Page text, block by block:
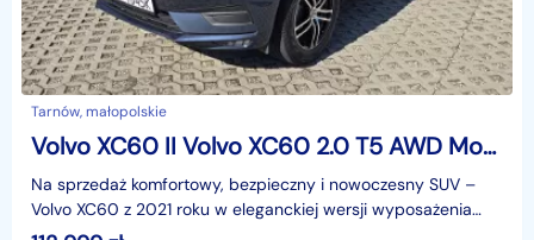
Tarnów, małopolskie
Volvo XC60 II Volvo XC60 2.0 T5 AWD Momentum (2021) – Denim Blue Metallic !
Na sprzedaż komfortowy, bezpieczny i nowoczesny SUV –
Volvo XC60 z 2021 roku w eleganckiej wersji wyposażenia
Momentum. Samochód napędzany jest dynamicznym siln